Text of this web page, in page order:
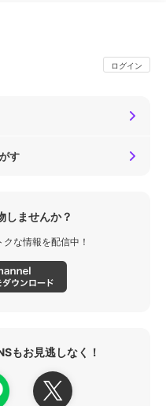
ログイン
す
しませんか？
な情報を配信中！
もお見逃しなく！